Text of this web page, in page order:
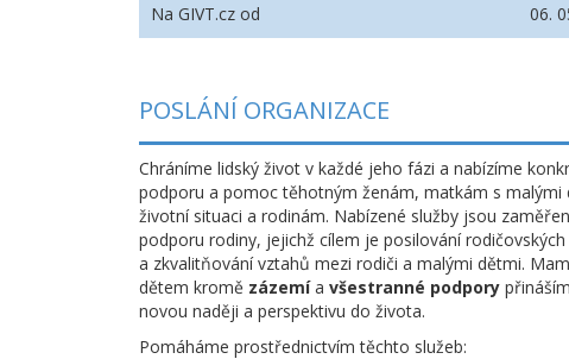
Na GIVT.cz od 06.
POSLÁNÍ ORGANIZACE
Chráníme lidský život v každé jeho fázi a nabízíme
podporu a pomoc těhotným ženám, matkám s malými
životní situaci a rodinám. Nabízené služby jsou
podporu rodiny, jejichž cílem je posilování
a zkvalitňování vztahů mezi rodiči a malými dětmi.
dětem kromě zázemía všestranné podpory
novou naději a perspektivu do života.
Pomáháme prostřednictvím těchto služeb: